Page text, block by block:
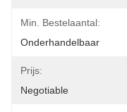
Min. Bestelaantal:
Onderhandelbaar
Prijs:
Negotiable